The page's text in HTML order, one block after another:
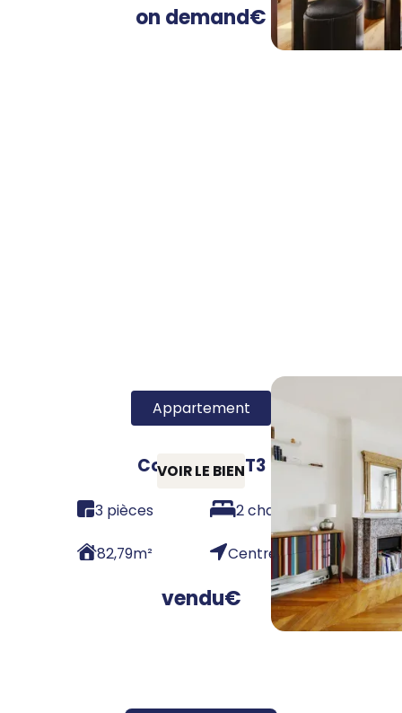
on demand€
Appartement
Colombes - T3
3 pièces 2 chambres
82,79m² Centre
vendu€
VOIR LE BIEN